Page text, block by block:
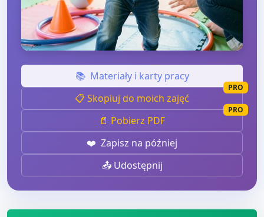
📚 Materiały i karty pracy
📋 Skopiuj do moich zajęć
PRO
📄 Pobierz PDF
PRO
❤️ Zapisz na później
📤 Udostępnij